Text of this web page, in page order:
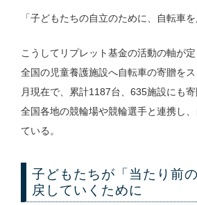
「子どもたちの自立のために、自転車を
こうしてリプレット基金の活動の軸が
全国の児童養護施設へ自転車の寄贈を
月現在で、累計1187台、635施設にも寄
全国各地の競輪場や競輪選手と連携し
ている。
子どもたちが「当たり前
戻していくために